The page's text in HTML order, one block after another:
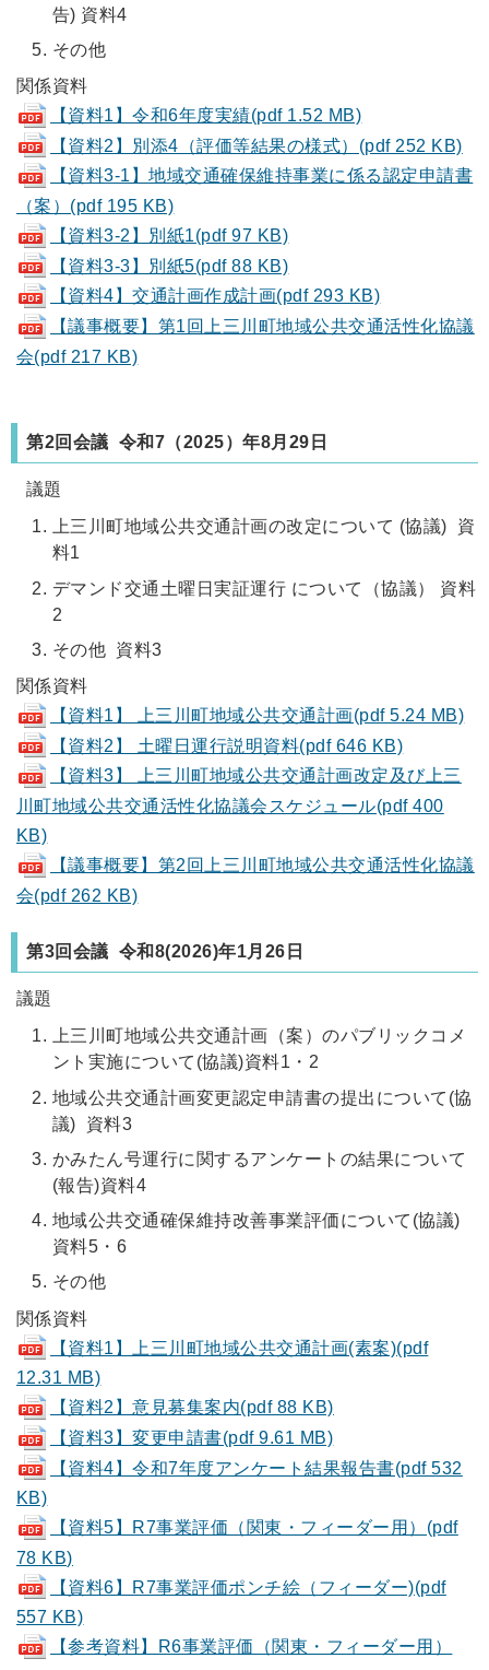
告) 資料4
その他
関係資料
【資料1】令和6年度実績(pdf 1.52 MB)
【資料2】別添4（評価等結果の様式）(pdf 252 KB)
【資料3-1】地域交通確保維持事業に係る認定申請書
（案）(pdf 195 KB)
【資料3-2】別紙1(pdf 97 KB)
【資料3-3】別紙5(pdf 88 KB)
【資料4】交通計画作成計画(pdf 293 KB)
【議事概要】第1回上三川町地域公共交通活性化協議
会(pdf 217 KB)
第2回会議 令和7 （2025）年8月29日
議題
上三川町地域公共交通計画の改定について (協議) 資
料1
デマンド交通土曜日実証運行 について（協議） 資料
2
その他 資料3
関係資料
【資料1】 上三川町地域公共交通計画(pdf 5.24 MB)
【資料2】 土曜日運行説明資料(pdf 646 KB)
【資料3】 上三川町地域公共交通計画改定及び上三
川町地域公共交通活性化協議会スケジュール(pdf 400
KB)
【議事概要】第2回上三川町地域公共交通活性化協議
会(pdf 262 KB)
第3回会議 令和8(2026)年1月26日
議題
上三川町地域公共交通計画（案）のパブリックコメ
ント実施について(協議)資料1・2
地域公共交通計画変更認定申請書の提出について(協
議) 資料3
かみたん号運行に関するアンケートの結果について
(報告)資料4
地域公共交通確保維持改善事業評価について(協議)
資料5・6
その他
関係資料
【資料1】上三川町地域公共交通計画(素案)(pdf
12.31 MB)
【資料2】意見募集案内(pdf 88 KB)
【資料3】変更申請書(pdf 9.61 MB)
【資料4】令和7年度アンケート結果報告書(pdf 532
KB)
【資料5】R7事業評価（関東・フィーダー用）(pdf
78 KB)
【資料6】R7事業評価ポンチ絵（フィーダー)(pdf
557 KB)
【参考資料】R6事業評価（関東・フィーダー用）